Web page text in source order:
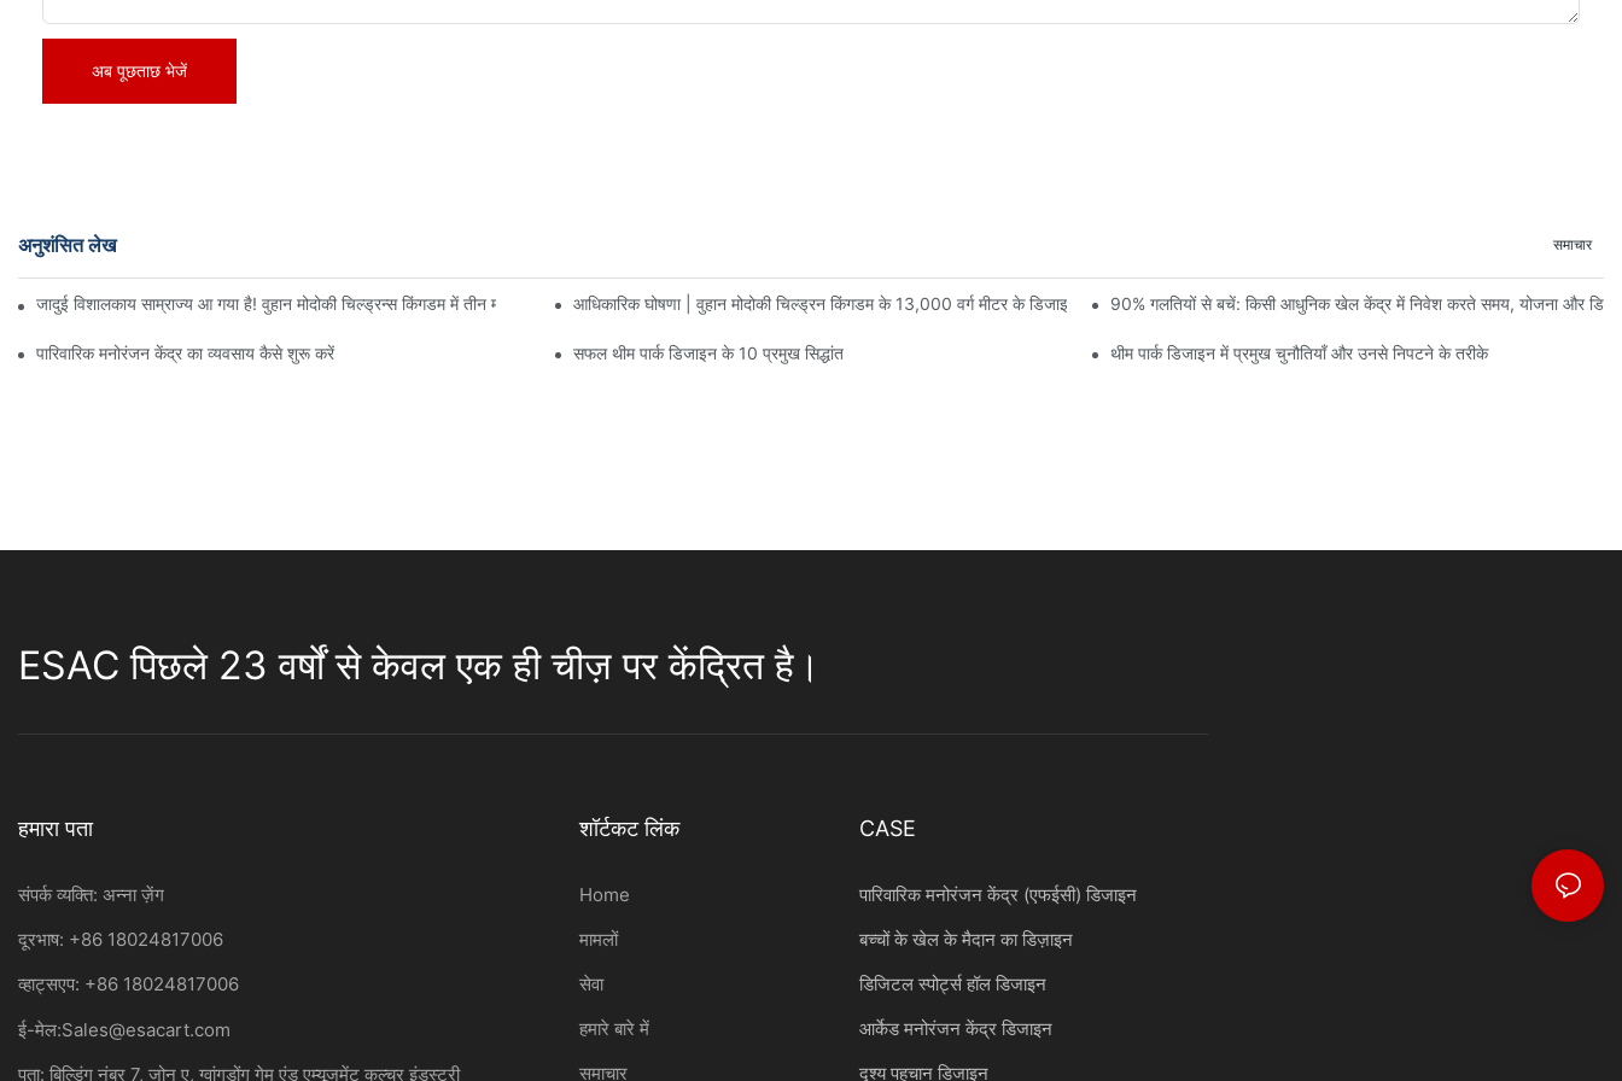
अब पूछताछ भेजें
अनुशंसित लेख समाचार
जादुई विशालकाय साम्राज्य आ गया है! वुहान मोदोकी चिल्ड्रन्स किंगडम में तीन मंजिलों पर मनोरंजन की सुविधाएं हैं जिनमें 60 से अधिक रोमांचक आकर्षण मौजूद हैं।
आधिकारिक घोषणा | वुहान मोदोकी चिल्ड्रन किंगडम के 13,000 वर्ग मीटर के डिजाइन और निर्माण प्रगति की पहली झलक90% गलतियों से बचें: किसी आधुनिक खेल केंद्र में निवेश करते समय, योजना और
पारिवारिक मनोरंजन केंद्र का व्यवसाय कैसे शुरू करें सफल थीम पार्क डिजाइन के 10 प्रमुख सिद्धांत थीम पार्क डिजाइन में प्रमुख चुनौतियाँ और उनसे निपटने के तरीके
ESAC पिछले 23 वर्षों से केवल एक ही चीज़ पर केंद्रित है।
हमारा पता
संपर्क व्यक्ति: अन्ना ज़ेंग
दूरभाष: +86 18024817006
व्हाट्सएप: +86 18024817006
ई-मेल:Sales@esacart.com
पता: बिल्डिंग नंबर 7, जोन ए, ग्वांगडोंग गेम एंड एम्यूजमेंट कल्चर इंडस्ट्री
शॉर्टकट लिंक
Home
मामलों
सेवा
हमारे बारे में
समाचार
CASE
पारिवारिक मनोरंजन केंद्र (एफईसी) डिजाइन
बच्चों के खेल के मैदान का डिज़ाइन
डिजिटल स्पोर्ट्स हॉल डिजाइन
आर्केड मनोरंजन केंद्र डिजाइन
दृश्य पहचान डिजाइन